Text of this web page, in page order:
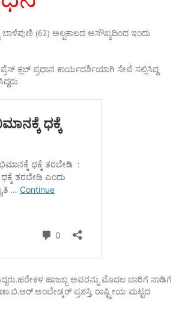
(62) ಅಲ್ಪಕಾಲದ ಅಸೌಖ್ಯದಿಂದ ಇಂದು
ಕ್ಲಬ್ ಪ್ರಧಾನ ಕಾರ್ಯದರ್ಶಿಯಾಗಿ ಸೇವೆ ಸಲ್ಲಿಸಿದ್ದ
ಹಾಜಬ್ಬ ಅವರನ್ನು ಮೊದಲ ಬಾರಿಗೆ ನಾಡಿಗೆ
ಪ್ರಶಸ್ತಿ, ರಾಷ್ಟ್ರೀಯ ಮಟ್ಟದ